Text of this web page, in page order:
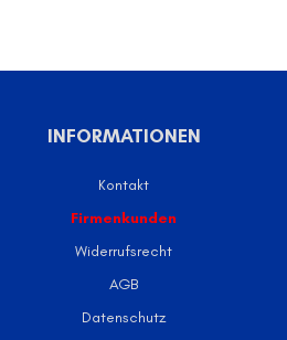
INFORMATIONEN
Kontakt
Firmenkunden
Widerrufsrecht
AGB
Datenschutz